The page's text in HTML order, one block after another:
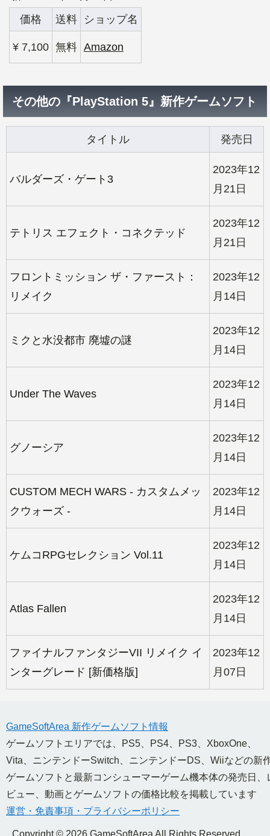
価格
送料 ショップ名
¥ 7,100 無料 Amazon
その他の『PlayStation 5』新作ゲームソフト
タイトル 発売日
バルダーズ・ゲート3
2023年12
月21日
テトリス エフェクト・コネクテッド
2023年12
月21日
フロントミッション ザ・ファースト：
リメイク
2023年12
月14日
ミクと水没都市 廃墟の謎
2023年12
月14日
Under The Waves
2023年12
月14日
グノーシア
2023年12
月14日
CUSTOM MECH WARS - カスタムメッ
クウォーズ -
2023年12
月14日
ケムコRPGセレクション Vol.11
2023年12
月14日
Atlas Fallen
2023年12
月14日
ファイナルファンタジーVII リメイク イ
ンターグレード [新価格版]
2023年12
月07日
GameSoftArea 新作ゲームソフト情報
ゲームソフトエリアでは、PS5、PS4、PS3、XboxOne、
Vita、ニンテンドーSwitch、ニンテンドーDS、Wiiなどの新
ゲームソフトと最新コンシューマーゲーム機本体の発売日、
ビュー、動画とゲームソフトの価格比較を掲載しています
運営・免責事項・プライバシーポリシー
Copyright © 2026 GameSoftArea All Rights Reserved.